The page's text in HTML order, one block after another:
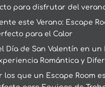
para disfrutar del
este Verano: Escape
para el Calor
Día de San Valentín en un
Romántica y
los que un Escape Room